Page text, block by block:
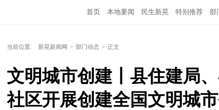
首页 本地要闻 民生新晃 特别推荐 部
当前位置: 新晃新闻网 > 部门动态 > 正文
文明城市创建丨县住建局
社区开展创建全国文明城